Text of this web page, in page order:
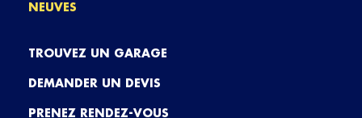
NEUVES
TROUVEZ UN GARAGE
DEMANDER UN DEVIS
PRENEZ RENDEZ-VOUS